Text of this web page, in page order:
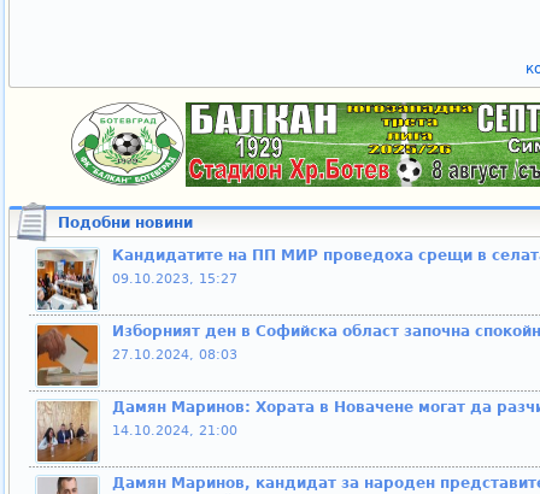
Подобни новини
Кандидатите на ПП МИР проведоха срещи в
09.10.2023, 15:27
Изборният ден в Софийска област започна
27.10.2024, 08:03
Дамян Маринов: Хората в Новачене могат да
14.10.2024, 21:00
Дамян Маринов, кандидат за народен